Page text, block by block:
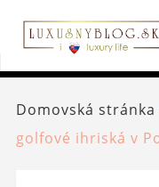
Domovská stránka
golfové ihriská v